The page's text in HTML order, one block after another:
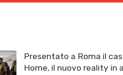
Presentato a Roma il
Home, il nuovo reality in